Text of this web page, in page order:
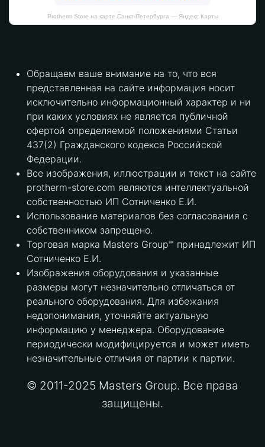
Protherm Store на карте Санкт‑Петербурга — Яндекс Карты
Обращаем ваше внимание на то, что вся
представленная на сайте информация носит
исключительно информационный характер и ни
при каких условиях не является публичной
офертой определяемой положениями Статьи
437(2) Гражданского кодекса Российской
Федерации.
Все изображения, иллюстрации и текст на сайте
protherm-store.com являются интеллектуальной
собственностью ИП Сотниченко Е.И.
Использование материалов без согласования с
собственником запрещено.
Торговая марка Masters Group™ принадлежит ИП
Сотниченко Е.И.
Изображения оборудования и указанные
размеры могут незначительно отличаться от
реального оборудования. Для избежания
недопонимания, уточняйте актуальную
информацию у менеджера. Оборудование
периодически модифицируется и может иметь
незначительные отличия от партии к партии.
© 2011-2025 Masters Group. Все права
защищены.